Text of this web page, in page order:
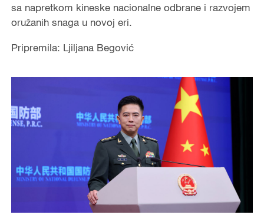
sa napretkom kineske nacionalne odbrane i razvojem
oružanih snaga u novoj eri.
Pripremila: Ljiljana Begović